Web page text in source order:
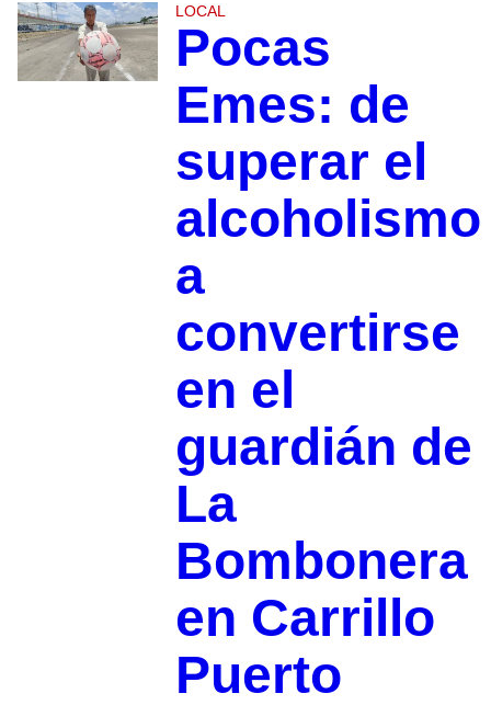
LOCAL
Pocas
Emes: de
superar el
alcoholismo
a
convertirse
en el
guardián de
La
Bombonera
en Carrillo
Puerto